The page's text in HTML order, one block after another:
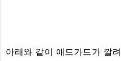
아래와 같이 애드가드가 깔